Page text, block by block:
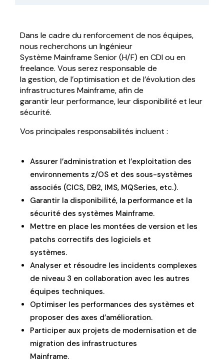
Dans le cadre du renforcement de nos équipes,
nous recherchons un Ingénieur
Système Mainframe Senior (H/F) en CDI ou en
freelance. Vous serez responsable de
la gestion, de l’optimisation et de l’évolution des
infrastructures Mainframe, afin de
garantir leur performance, leur disponibilité et leur
sécurité.
Vos principales responsabilités incluent :
Assurer l’administration et l’exploitation des
environnements z/OS et des sous-systèmes
associés (CICS, DB2, IMS, MQSeries, etc.).
Garantir la disponibilité, la performance et la
sécurité des systèmes Mainframe.
Mettre en place les montées de version et les
patchs correctifs des logiciels et
systèmes.
Analyser et résoudre les incidents complexes
de niveau 3 en collaboration avec les autres
équipes techniques.
Optimiser les performances des systèmes et
proposer des axes d’amélioration.
Participer aux projets de modernisation et de
migration des infrastructures
Mainframe.